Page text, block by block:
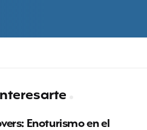
Enoturismo en el